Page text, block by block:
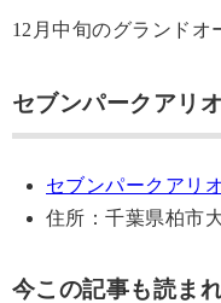
12月中旬のグランドオ
セブンパークアリ
セブンパークアリ
住所：千葉県柏市
今この記事も読ま